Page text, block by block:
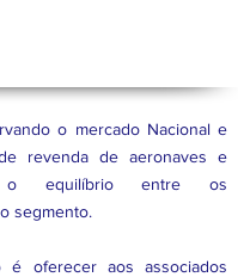
o mercado Nacional e
revenda de aeronaves e
o equilíbrio entre os
segmento.
é oferecer aos associados